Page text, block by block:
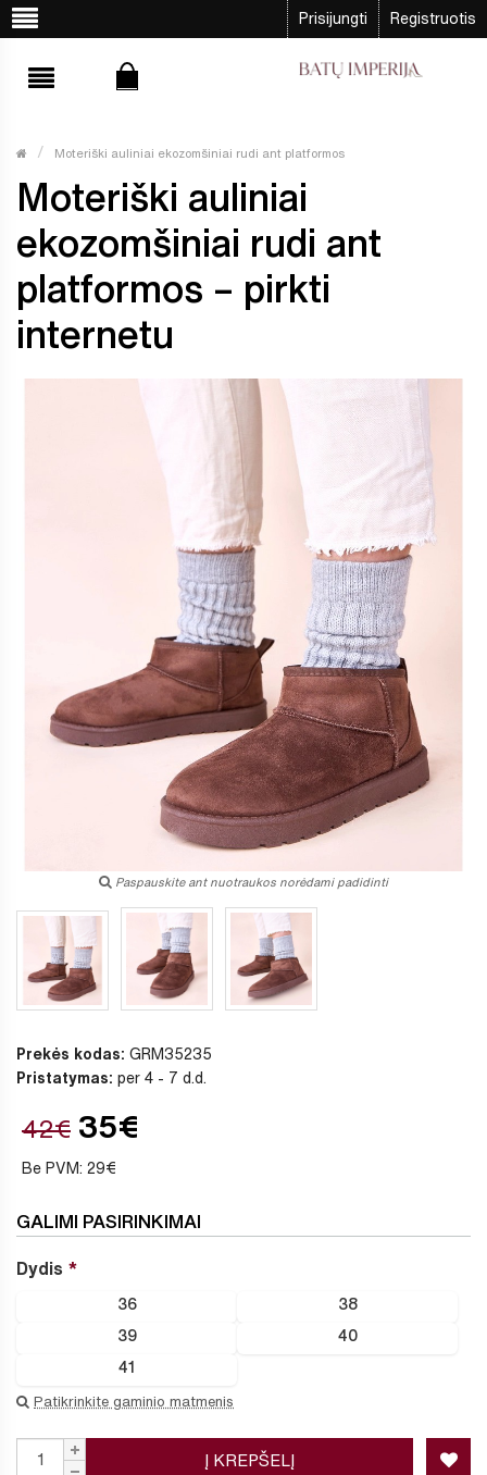
Prisijungti Registruotis
Moteriški auliniai ekozomšiniai rudi ant platformos
Moteriški auliniai
ekozomšiniai rudi ant
platformos – pirkti
internetu
Paspauskite ant nuotraukos norėdami padidinti
Prekės kodas: GRM35235
Pristatymas: per 4 - 7 d.d.
42€ 35€
Be PVM: 29€
GALIMI PASIRINKIMAI
Dydis
36 38
39 40
41
Patikrinkite gaminio matmenis
Į KREPŠELĮ